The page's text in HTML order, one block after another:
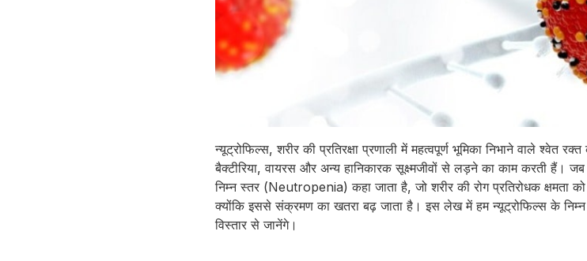
न्यूट्रोफिल्स, शरीर की प्रतिरक्षा प्रणाली में महत्वपूर्ण भूमिका निभाने वाले
बैक्टीरिया, वायरस और अन्य हानिकारक सूक्ष्मजीवों से लड़ने का काम करती हैं।
निम्न स्तर (Neutropenia) कहा जाता है, जो शरीर की रोग प्रतिरोधक क्षमता
क्योंकि इससे संक्रमण का खतरा बढ़ जाता है। इस लेख में हम न्यूट्रोफिल्स के
विस्तार से जानेंगे।